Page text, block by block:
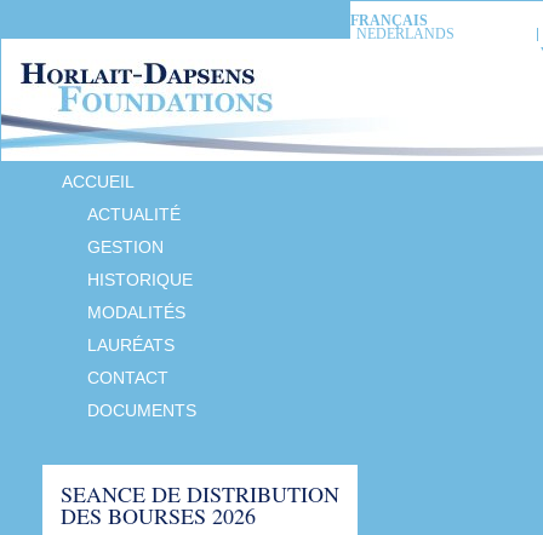
FRANÇAIS
NEDERLANDS
ACCUEIL
ACTUALITÉ
GESTION
HISTORIQUE
MODALITÉS
LAURÉATS
CONTACT
DOCUMENTS
SEANCE DE DISTRIBUTION
DES BOURSES 2026